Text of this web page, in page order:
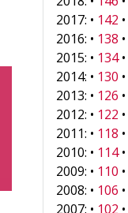
2017: • 142 •
2016: • 138 •
2015: • 134•
2014: • 130 •
2013: • 126 •
2012: • 122 •
2011: • 118 •
2010: • 114•
2009: • 110 •
2008: • 106 •
2007: • 102 •